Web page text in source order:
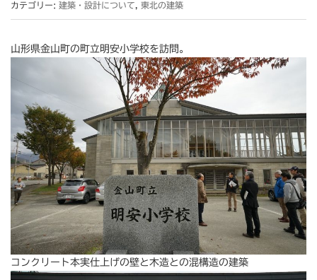
カテゴリー: 建築・設計について 東北の建築
山形県金山町の町立明安小学校を訪問。
コンクリート本実仕上げの壁と木造との混構造の建築